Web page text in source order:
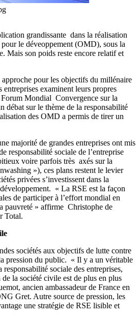
grandissante dans la réalisation
le déveoppement (OMD), sous la
Mais son poids reste encore relatif et
pour les objectifs du millénaire
examinent leurs propres
Forum Mondial Convergence sur la
débat sur le thème de la responsabilité
des OMD a permis de tirer un
majorité de grandes entreprises ont mis
responsabilité sociale de l’entreprise
voire parfois très axés sur la
»), ces plans restent le levier
privées s’investissent dans la
« La RSE est la façon
de participer à l’effort mondial en
pauvreté » affirme Christophe de
Total.
sociétés aux objectifs de lutte contre
pression du public. « Il y a un véritable
sociale des entreprises,
de la société civile est de plus en plus
ancien ambassadeur de France en
Gret. Autre source de pression, les
une stratégie de RSE lisible et